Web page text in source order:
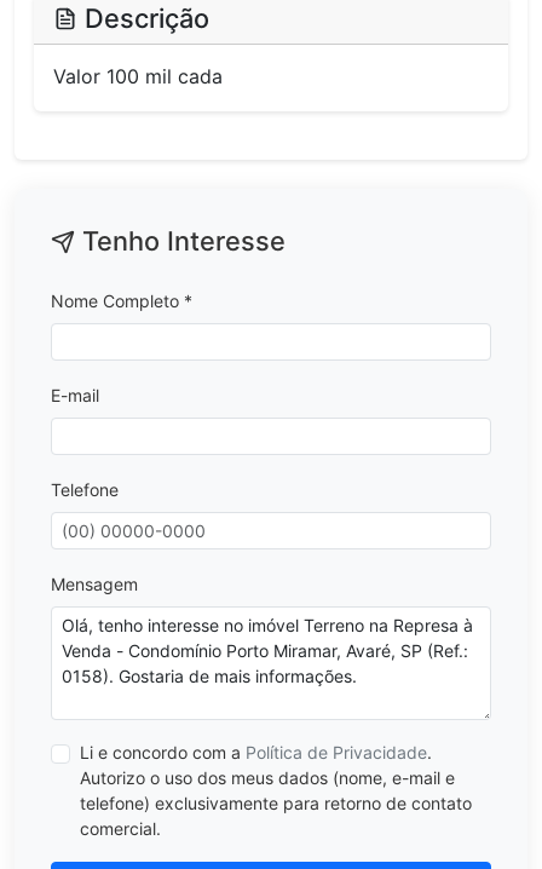
Descrição
Valor 100 mil cada
Tenho Interesse
Nome Completo *
E-mail
Telefone
Mensagem
Li e concordo com a Política de Privacidade.
Autorizo o uso dos meus dados (nome, e-mail e
telefone) exclusivamente para retorno de contato
comercial.